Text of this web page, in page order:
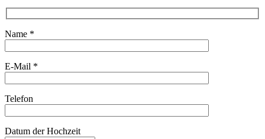
Name *
E-Mail *
Telefon
Datum der Hochzeit